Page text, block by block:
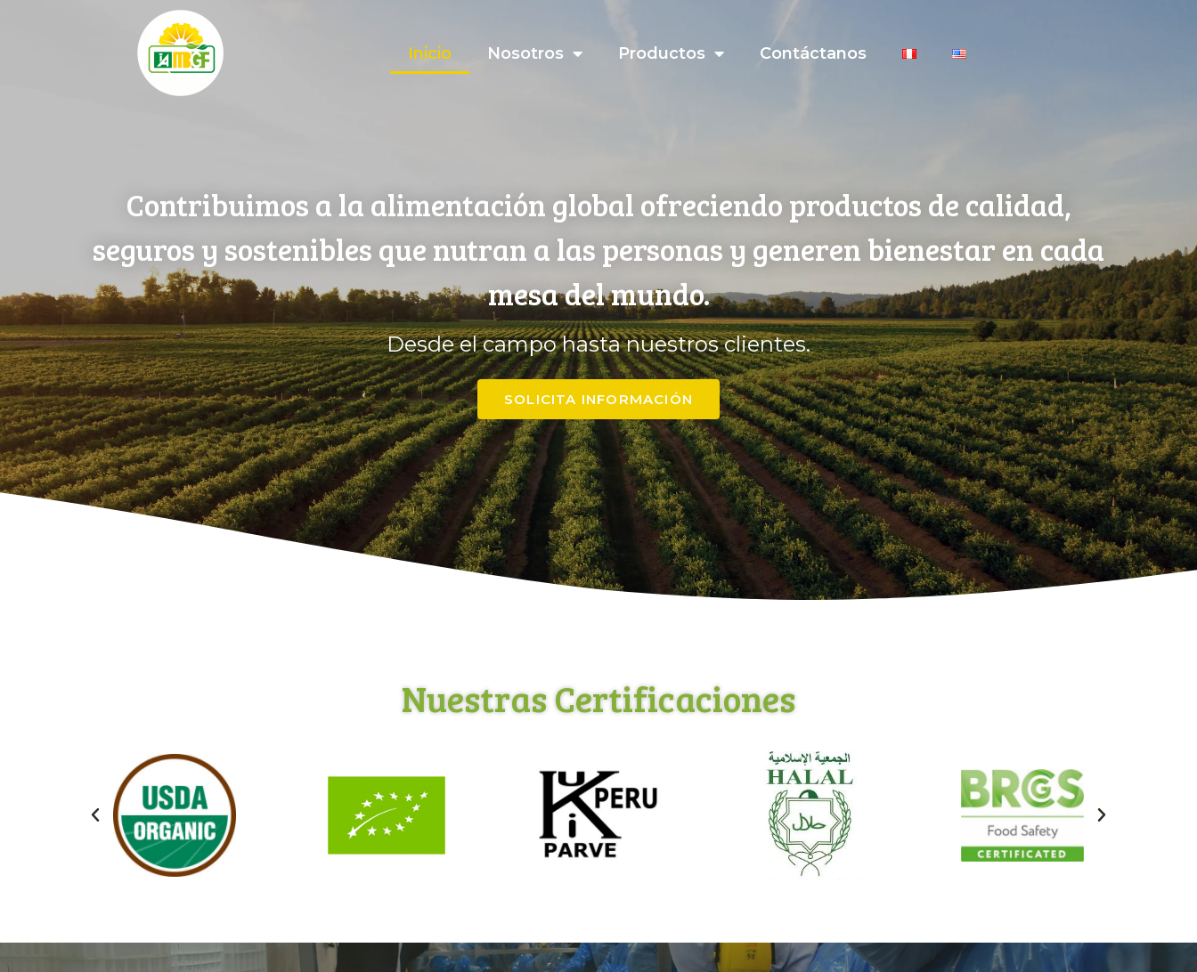
Inicio Nosotros Productos Contáctanos
Contribuimos a la alimentación global ofreciendo productos de calidad,
seguros y sostenibles que nutran a las personas y generen bienestar en cada
mesa del mundo.
Desde el campo hasta nuestros clientes.
SOLICITA INFORMACIÓN
Nuestras Certificaciones